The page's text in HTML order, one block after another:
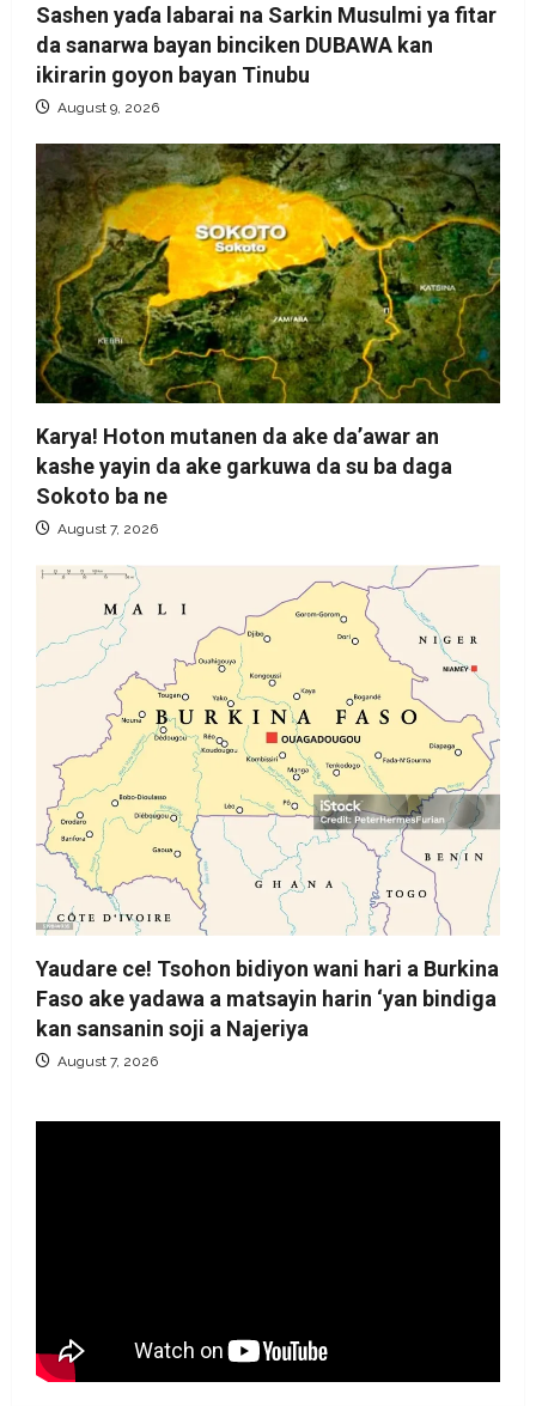
Sashen yaɗa labarai na Sarkin Musulmi ya fitar
da sanarwa bayan binciken DUBAWA kan
ikirarin goyon bayan Tinubu
August 9, 2026
Karya! Hoton mutanen da ake da’awar an
kashe yayin da ake garkuwa da su ba daga
Sokoto ba ne
August 7, 2026
Yaudare ce! Tsohon bidiyon wani hari a Burkina
Faso ake yadawa a matsayin harin ‘yan bindiga
kan sansanin soji a Najeriya
August 7, 2026